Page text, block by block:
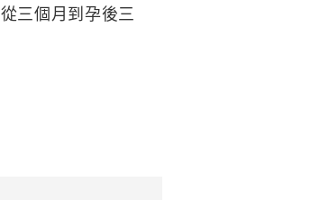
三個月到孕後三